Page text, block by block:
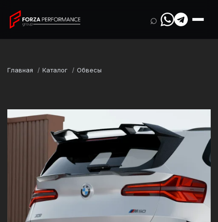
⌕
Главная Каталог Обвесы